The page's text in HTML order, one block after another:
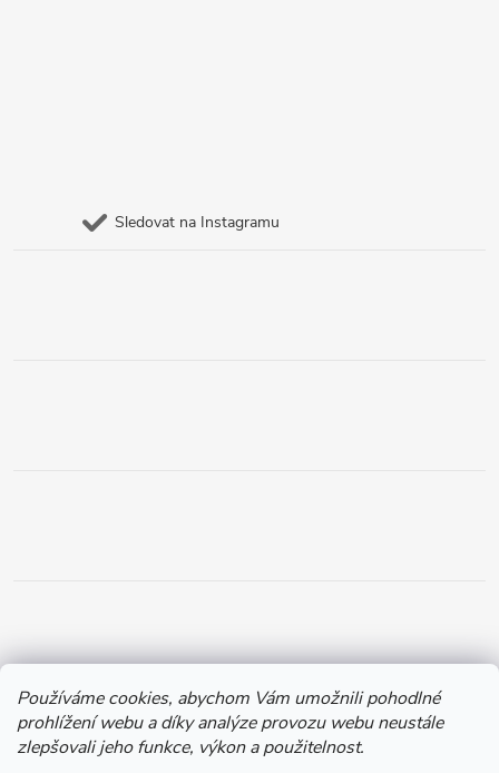
Používáme cookies, abychom Vám umožnili pohodlné
prohlížení webu a díky analýze provozu webu neustále
zlepšovali jeho funkce, výkon a použitelnost.
Sledovat na Instagramu